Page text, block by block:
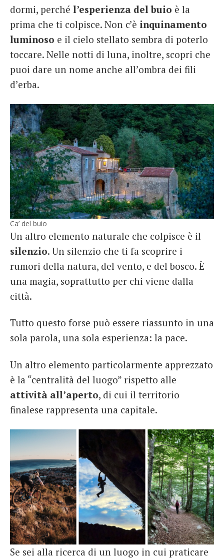
dormi, perché l’esperienza del buio è la
prima che ti colpisce. Non c’è inquinamento
luminoso e il cielo stellato sembra di poterlo
toccare. Nelle notti di luna, inoltre, scopri che
puoi dare un nome anche all’ombra dei fili
d’erba.
Ca’ del buio
Un altro elemento naturale che colpisce è il
silenzio. Un silenzio che ti fa scoprire i
rumori della natura, del vento, e del bosco. È
una magia, soprattutto per chi viene dalla
città.
Tutto questo forse può essere riassunto in una
sola parola, una sola esperienza: la pace.
Un altro elemento particolarmente apprezzato
è la “centralità del luogo” rispetto alle
attività all’aperto, di cui il territorio
finalese rappresenta una capitale.
Se sei alla ricerca di un luogo in cui praticare